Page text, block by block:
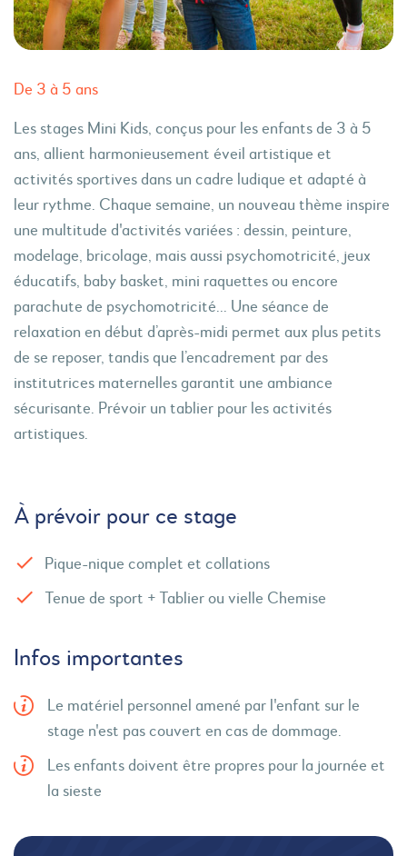
De 3 à 5 ans
Les stages Mini Kids, conçus pour les enfants de 3 à 5
ans, allient harmonieusement éveil artistique et
activités sportives dans un cadre ludique et adapté à
leur rythme. Chaque semaine, un nouveau thème inspire
une multitude d'activités variées : dessin, peinture,
modelage, bricolage, mais aussi psychomotricité, jeux
éducatifs, baby basket, mini raquettes ou encore
parachute de psychomotricité... Une séance de
relaxation en début d’après-midi permet aux plus petits
de se reposer, tandis que l’encadrement par des
institutrices maternelles garantit une ambiance
sécurisante. Prévoir un tablier pour les activités
artistiques.
À prévoir pour ce stage
Pique-nique complet et collations
Tenue de sport + Tablier ou vielle Chemise
Infos importantes
Le matériel personnel amené par l'enfant sur le
stage n'est pas couvert en cas de dommage.
Les enfants doivent être propres pour la journée et
la sieste